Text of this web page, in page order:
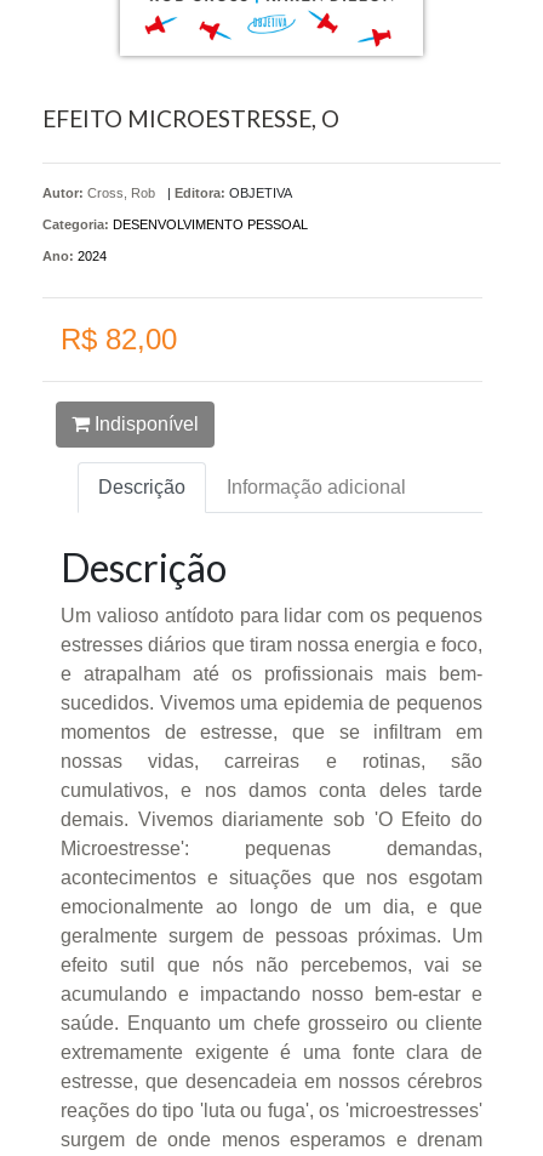
EFEITO MICROESTRESSE, O
Autor: Cross, Rob | Editora: OBJETIVA
Categoria: DESENVOLVIMENTO PESSOAL
Ano: 2024
R$ 82,00
Indisponível
Descrição Informação adicional
Descrição
Um valioso antídoto para lidar com os pequenos
estresses diários que tiram nossa energia e foco,
e atrapalham até os profissionais mais bem-
sucedidos. Vivemos uma epidemia de pequenos
momentos de estresse, que se infiltram em
nossas vidas, carreiras e rotinas, são
cumulativos, e nos damos conta deles tarde
demais. Vivemos diariamente sob 'O Efeito do
Microestresse': pequenas demandas,
acontecimentos e situações que nos esgotam
emocionalmente ao longo de um dia, e que
geralmente surgem de pessoas próximas. Um
efeito sutil que nós não percebemos, vai se
acumulando e impactando nosso bem-estar e
saúde. Enquanto um chefe grosseiro ou cliente
extremamente exigente é uma fonte clara de
estresse, que desencadeia em nossos cérebros
reações do tipo 'luta ou fuga', os 'microestresses'
surgem de onde menos esperamos e drenam